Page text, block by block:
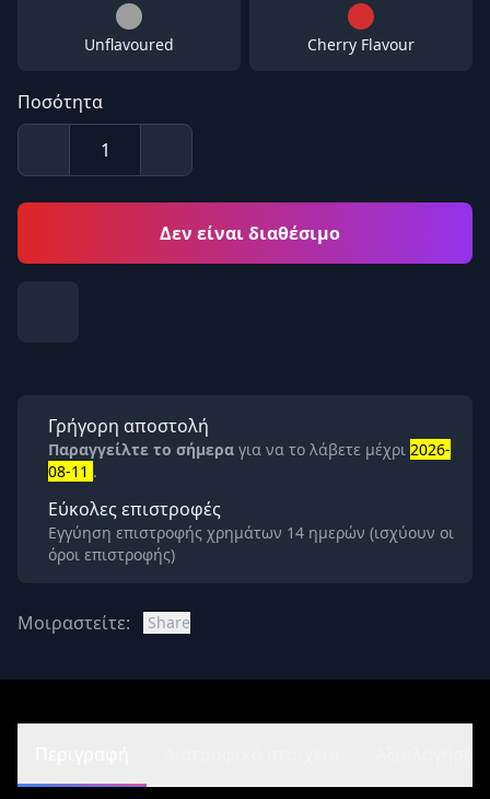
Unflavoured Cherry Flavour
Ποσότητα
Δεν είναι διαθέσιμο
Γρήγορη αποστολή
Παραγγείλτε το σήμερα για να το λάβετε μέχρι 2026-
08-11 .
Εύκολες επιστροφές
Εγγύηση επιστροφής χρημάτων 14 ημερών (ισχύουν οι
όροι επιστροφής)
Μοιραστείτε: Share